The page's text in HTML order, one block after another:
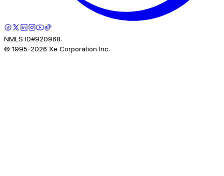
NMLS ID#920968.
© 1995-2026 Xe Corporation Inc.